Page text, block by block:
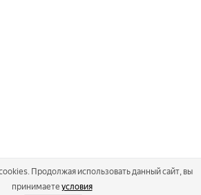
Продолжая использовать данный сайт, вы
принимаете условия